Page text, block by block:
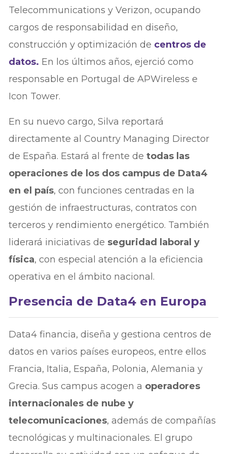
Telecommunications y Verizon, ocupando
cargos de responsabilidad en diseño,
construcción y optimización de centros de
datos. En los últimos años, ejerció como
responsable en Portugal de APWireless e
Icon Tower.
En su nuevo cargo, Silva reportará
directamente al Country Managing Director
de España. Estará al frente detodas las
operaciones de los dos campus de Data4
en el país, con funciones centradas en la
gestión de infraestructuras, contratos con
terceros y rendimiento energético. También
liderará iniciativas de seguridad laboral y
física, con especial atención a la eficiencia
operativa en el ámbito nacional.
Presencia de Data4 en Europa
Data4 financia, diseña y gestiona centros de
datos en varios países europeos, entre ellos
Francia, Italia, España, Polonia, Alemania y
Grecia. Sus campus acogen a operadores
internacionales de nube y
telecomunicaciones, además de compañías
tecnológicas y multinacionales. El grupo